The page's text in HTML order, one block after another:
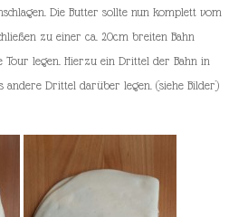
Die Butter sollte nun komplett vom
zu einer ca. 20cm breiten Bahn
Tour legen. Hierzu ein Drittel der Bahn in
andere Drittel darüber legen. (siehe Bilder)